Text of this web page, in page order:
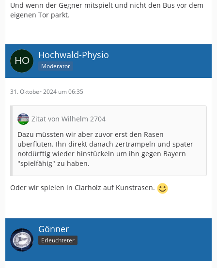
Und wenn der Gegner mitspielt und nicht den Bus vor dem
eigenen Tor parkt.
Hochwald-Physio
Moderator
31. Oktober 2024 um 06:35
Zitat von Wilhelm 2704
Dazu müssten wir aber zuvor erst den Rasen
überfluten. Ihn direkt danach zertrampeln und später
notdürftig wieder hinstückeln um ihn gegen Bayern
"spielfähig" zu haben.
Oder wir spielen in Clarholz auf Kunstrasen.
Gönner
Erleuchteter